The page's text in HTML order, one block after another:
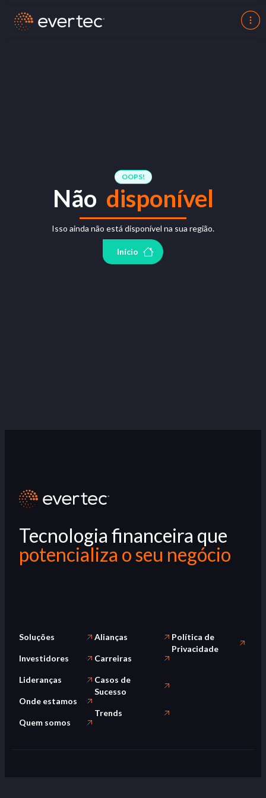
OOPS!
Não disponível
Isso ainda não está disponível na sua região.
Início
Tecnologia financeira que
potencializa o seu negócio
Soluções
Investidores
Lideranças
Onde estamos
Quem somos
Alianças
Carreiras
Casos de
Sucesso
Trends
Política de
Privacidade